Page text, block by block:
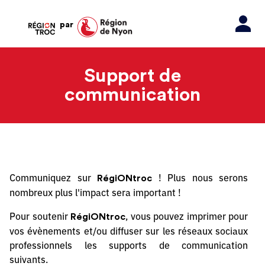
par
Support de
communication
Communiquez sur RégiONtroc
! Plus nous serons
nombreux plus l'impact sera important !
Pour soutenir RégiONtroc, vous pouvez imprimer pour
vos évènements et/ou diffuser sur les réseaux sociaux
professionnels les supports de communication
suivants.